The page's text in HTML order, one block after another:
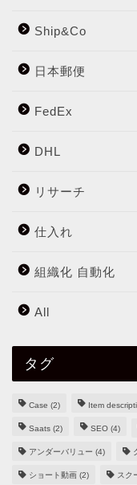
Ship&Co
日本郵便
FedEx
DHL
リサーチ
仕入れ
組織化 自動化
All
タグ
Case (2) Item
Saats (2) SEO (4)
アンダーバリュー (4)
ショート動画 (2) スク